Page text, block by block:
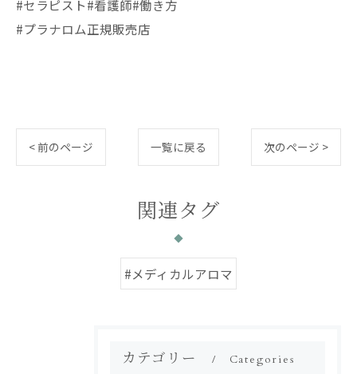
#セラピスト#看護師#働き方
#プラナロム正規販売店
< 前のページ 一覧に戻る 次のページ >
関連タグ
#メディカルアロマ
カテゴリー Categories